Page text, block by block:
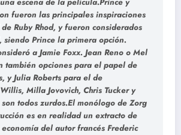
escena de la película.Prince y
fueron las principales inspiraciones
Ruby Rhod, y fueron considerados
Prince la primera opción.
a Jamie Foxx. Jean Reno o Mel
también opciones para el papel de
y Julia Roberts para el de
Milla Jovovich, Chris Tucker y
todos zurdos.El monólogo de Zorg
es en realidad un extracto de
del autor francés Frederic